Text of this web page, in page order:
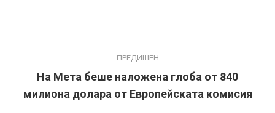
navigation
ПРЕДИШЕН
Previous
post:
На Мета беше наложена глоба от 840
милиона долара от Европейската комисия